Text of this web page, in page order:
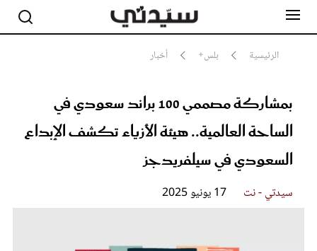
الرئيسية بلس+ أخبار
بمشاركة مصممي 100 براند سعودي في
الساحة العالمية.. هيئة الأزياء تكشف الإبداع
السعودي في سيلفريدجز
سيدتي - نت 17 يونيو 2025
مشاهير
أناقة
جمال
سيدتي وطفلك
بلس+